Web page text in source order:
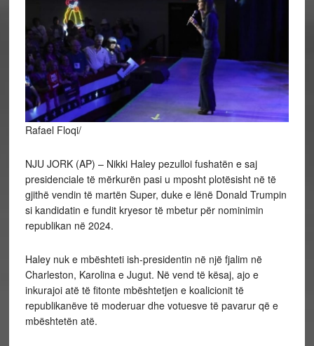
Rafael Floqi/
NJU JORK (AP) – Nikki Haley pezulloi fushatën e saj
presidenciale të mërkurën pasi u mposht plotësisht në të
gjithë vendin të martën Super, duke e lënë Donald Trumpin
si kandidatin e fundit kryesor të mbetur për nominimin
republikan në 2024.
Haley nuk e mbështeti ish-presidentin në një fjalim në
Charleston, Karolina e Jugut. Në vend të kësaj, ajo e
inkurajoi atë të fitonte mbështetjen e koalicionit të
republikanëve të moderuar dhe votuesve të pavarur që e
mbështetën atë.